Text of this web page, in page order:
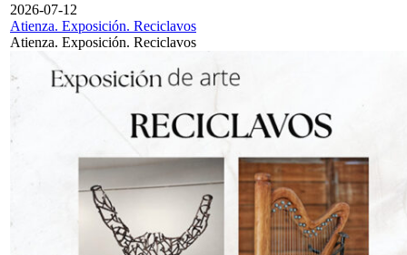
2026-07-12
Atienza. Exposición. Reciclavos
Atienza. Exposición. Reciclavos